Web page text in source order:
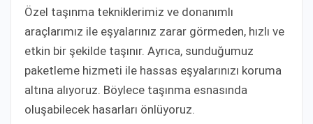
Özel taşınma tekniklerimiz ve donanımlı
araçlarımız ile eşyalarınız zarar görmeden, hızlı ve
etkin bir şekilde taşınır. Ayrıca, sunduğumuz
paketleme hizmeti ile hassas eşyalarınızı koruma
altına alıyoruz. Böylece taşınma esnasında
oluşabilecek hasarları önlüyoruz.